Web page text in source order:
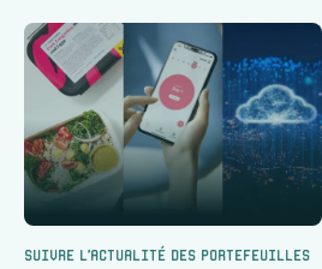
Suivre l’actualité des portefeuilles